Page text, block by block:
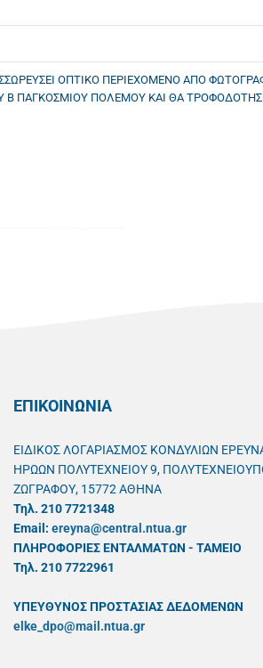
ΟΠΤΙΚΟ ΠΕΡΙΕΧΟΜΕΝΟ ΑΠΟ
ΠΑΓΚΟΣΜΙΟΥ ΠΟΛΕΜΟΥ ΚΑΙ ΘΑ
ΕΠΙΚΟΙΝΩΝΙΑ
ΕΙΔΙΚΟΣ ΛΟΓΑΡΙΑΣΜΟΣ ΚΟΝΔΥΛΙΩΝ
ΗΡΩΩΝ ΠΟΛΥΤΕΧΝΕΙΟΥ 9,
ΖΩΓΡΑΦΟΥ, 15772 ΑΘΗΝΑ
Τηλ. 210 7721348
Email: ereyna@central.ntua.gr
ΠΛΗΡΟΦΟΡΙΕΣ ΕΝΤΑΛΜΑΤΩΝ - ΤΑΜΕΙΟ
Τηλ. 210 7722961
ΥΠΕΥΘYΝΟΣ ΠΡΟΣΤΑΣΙΑΣ ΔΕΔΟΜΕΝΩΝ
elke_dpo@mail.ntua.gr